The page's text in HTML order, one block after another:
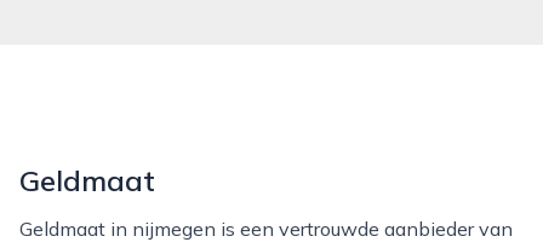
Geldmaat
Geldmaat in nijmegen is een vertrouwde aanbieder van